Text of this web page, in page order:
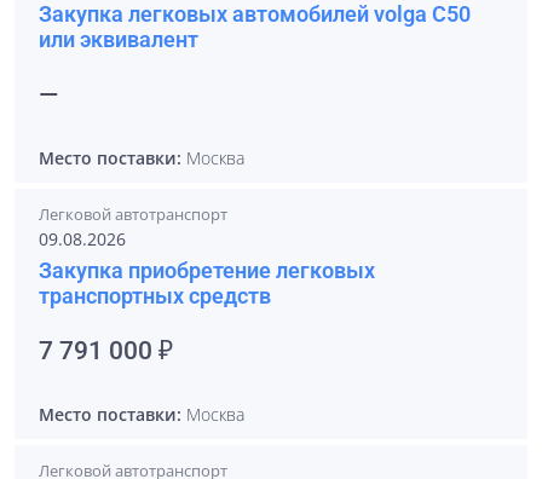
Закупка легковых автомобилей volga С50
или эквивалент
—
Место поставки: Москва
Легковой автотранспорт
09.08.2026
Закупка приобретение легковых
транспортных средств
7 791 000 ₽
Место поставки: Москва
Легковой автотранспорт